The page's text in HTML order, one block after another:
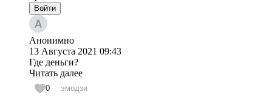
Войти
Анонимно
13 Августа 2021 09:43
Где деньги?
Читать далее
0 эмодзи